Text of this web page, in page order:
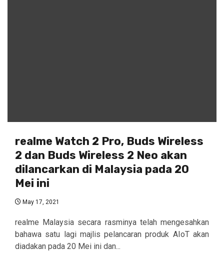
realme Watch 2 Pro, Buds Wireless
2 dan Buds Wireless 2 Neo akan
dilancarkan di Malaysia pada 20
Mei ini
May 17, 2021
realme Malaysia secara rasminya telah mengesahkan
bahawa satu lagi majlis pelancaran produk AIoT akan
diadakan pada 20 Mei ini dan...